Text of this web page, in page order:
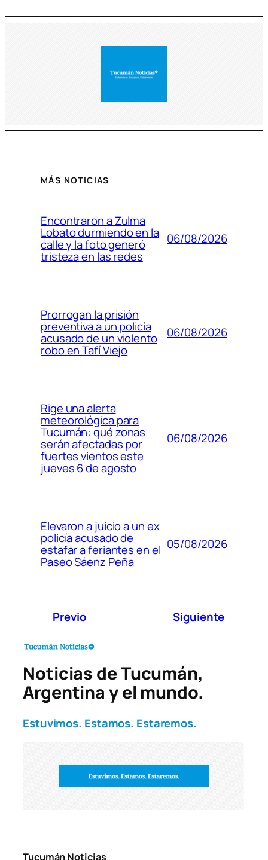
MÁS NOTICIAS
Encontraron a Zulma
Lobato durmiendo en la
calle y la foto generó
tristeza en las redes
06/08/2026
Prorrogan la prisión
preventiva a un policía
acusado de un violento
robo en Tafí Viejo
06/08/2026
Rige una alerta
meteorológica para
Tucumán: qué zonas
serán afectadas por
fuertes vientos este
jueves 6 de agosto
06/08/2026
Elevaron a juicio a un ex
policía acusado de
estafar a feriantes en el
Paseo Sáenz Peña
05/08/2026
Previo Siguiente
Noticias de Tucumán,
Argentina y el mundo.
Estuvimos. Estamos. Estaremos.
Tucumán Noticias